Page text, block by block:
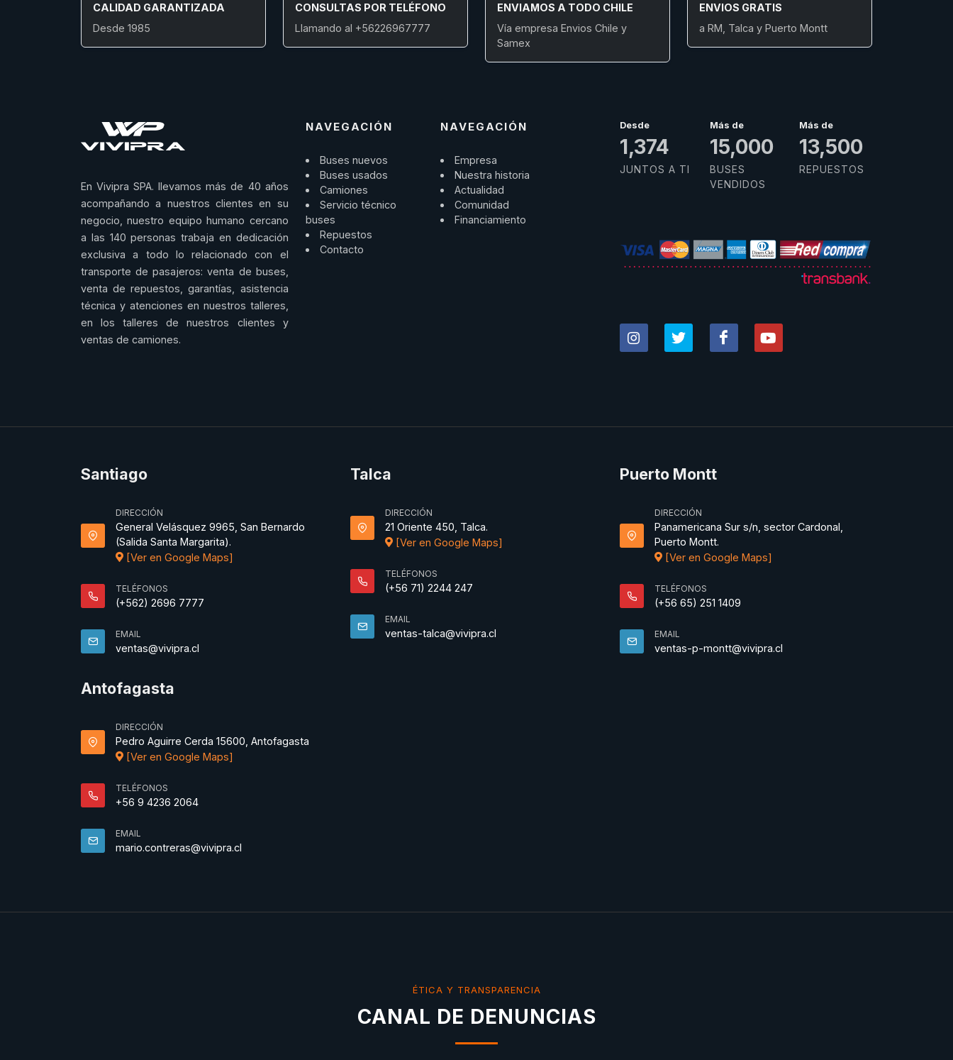
CALIDAD GARANTIZADA
Desde 1985
CONSULTAS POR TELÉFONO
Llamando al +56226967777
ENVIAMOS A TODO CHILE
Vía empresa Envios Chile y
Samex
ENVIOS GRATIS
a RM, Talca y Puerto Montt
En Vivipra SPA. llevamos más de 40 años
acompañando a nuestros clientes en su
negocio, nuestro equipo humano cercano
a las 140 personas trabaja en dedicación
exclusiva a todo lo relacionado con el
transporte de pasajeros: venta de buses,
venta de repuestos, garantías, asistencia
técnica y atenciones en nuestros talleres,
en los talleres de nuestros clientes y
ventas de camiones.
NAVEGACIÓN
Buses nuevos
Buses usados
Camiones
Servicio técnico
buses
Repuestos
Contacto
NAVEGACIÓN
Empresa
Nuestra historia
Actualidad
Comunidad
Financiamiento
Desde
1,578
JUNTOS A TI
Más de
15,000
BUSES
VENDIDOS
Más de
13,500
REPUESTOS
Santiago
DIRECCIÓN
General Velásquez 9965, San Bernardo
(Salida Santa Margarita).
[Ver en Google Maps]
TELÉFONOS
(+562) 2696 7777
EMAIL
ventas@vivipra.cl
Talca
DIRECCIÓN
21 Oriente 450, Talca.
[Ver en Google Maps]
TELÉFONOS
(+56 71) 2244 247
EMAIL
ventas-talca@vivipra.cl
Puerto Montt
DIRECCIÓN
Panamericana Sur s/n, sector Cardonal,
Puerto Montt.
[Ver en Google Maps]
TELÉFONOS
(+56 65) 251 1409
EMAIL
ventas-p-montt@vivipra.cl
Antofagasta
DIRECCIÓN
Pedro Aguirre Cerda 15600, Antofagasta
[Ver en Google Maps]
TELÉFONOS
+56 9 4236 2064
EMAIL
mario.contreras@vivipra.cl
ÉTICA Y TRANSPARENCIA
CANAL DE DENUNCIAS